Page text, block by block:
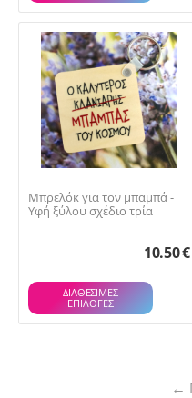
Μπρελόκ για τον μπαμπά -
Υφή ξύλου σχέδιο τρία
10.50€
ΔΙΑΘΕΣΙΜΕΣ
ΕΠΙΛΟΓΈΣ